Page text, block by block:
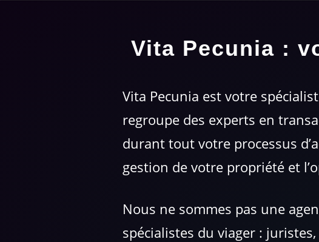
Vita Pecunia :
Vita Pecunia est votre
regroupe des experts en
durant tout votre processus
gestion de votre propriété et
Nous ne sommes pas une
spécialistes du viager :